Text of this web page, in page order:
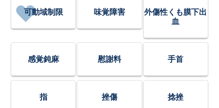
可動域制限 味覚障害
外傷性くも膜下出
血
感覚鈍麻 慰謝料 手首
指 挫傷 捻挫